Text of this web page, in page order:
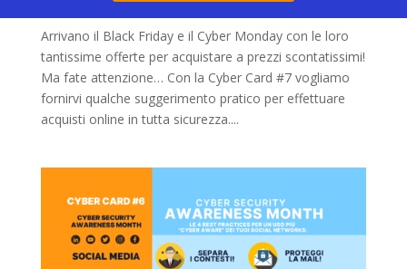
Arrivano il Black Friday e il Cyber Monday con le loro
tantissime offerte per acquistare a prezzi scontatissimi!
Ma fate attenzione… Con la Cyber Card #7 vogliamo
fornirvi qualche suggerimento pratico per effettuare
acquisti online in tutta sicurezza....